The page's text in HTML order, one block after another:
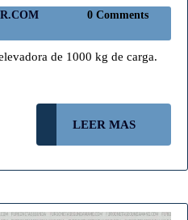
2.4
DCI
007MOTOR.COM
0 Comments
de 1000 kg de carga.
LEER MAS
MAS